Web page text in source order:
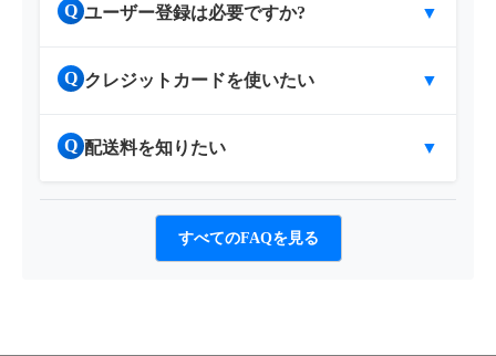
Q ユーザー登録は必要ですか? ▼
Q クレジットカードを使いたい ▼
Q 配送料を知りたい ▼
すべてのFAQを見る